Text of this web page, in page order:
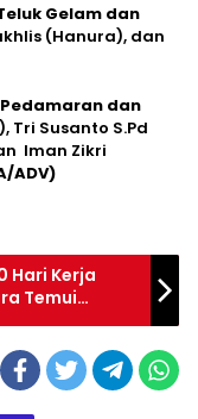
Gelam dan
(Hanura), dan
dan
Tri Susanto S.Pd
Iman Zikri
ADV)
Hari Kerja
Temui